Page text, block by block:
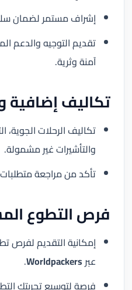
إشراف مستمر لضمان
تقديم التوجيه والدعم
آمنة وثرية.
تكاليف إضافية
تكاليف الرحلات الجوية،
والتأشيرات غير مشمولة.
تأكد من مراجعة متطلبات
فرص التطوع
إمكانية التقديم
عبر Worldpackers
.
فرصة لتوسيع تجربتك